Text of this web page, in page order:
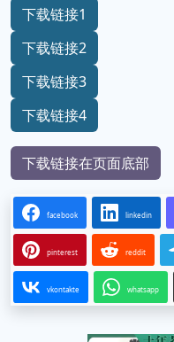
下载链接1
下载链接2
下载链接3
下载链接4
下载链接在页面底部
facebook linkedin
pinterest reddit
vkontakte whatsapp